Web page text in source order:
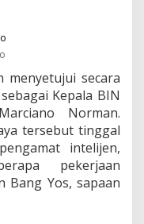
menyetujui secara
Kepala BIN
Norman.
tersebut tinggal
intelijen,
pekerjaan
Bang Yos, sapaan